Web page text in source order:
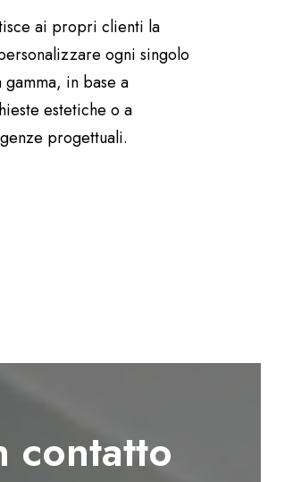
ai propri clienti la
ogni singolo
in base a
estetiche o a
progettuali.
contatto